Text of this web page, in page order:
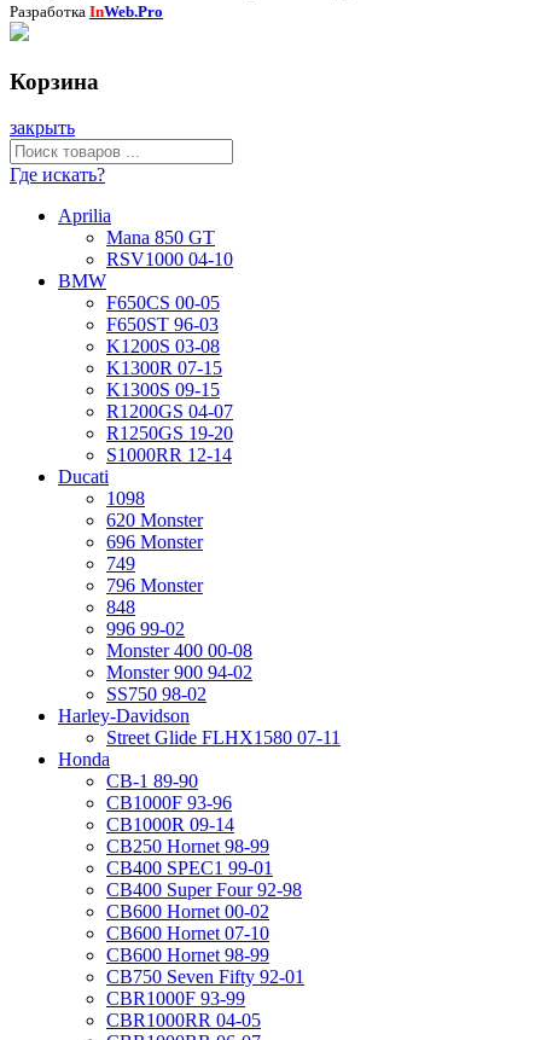
Разработка InWeb.Pro
Корзина
закрыть
Где искать?
Aprilia
Mana 850 GT
RSV1000 04-10
BMW
F650CS 00-05
F650ST 96-03
K1200S 03-08
K1300R 07-15
K1300S 09-15
R1200GS 04-07
R1250GS 19-20
S1000RR 12-14
Ducati
1098
620 Monster
696 Monster
749
796 Monster
848
996 99-02
Monster 400 00-08
Monster 900 94-02
SS750 98-02
Harley-Davidson
Street Glide FLHX1580 07-11
Honda
CB-1 89-90
CB1000F 93-96
CB1000R 09-14
CB250 Hornet 98-99
CB400 SPEC1 99-01
CB400 Super Four 92-98
CB600 Hornet 00-02
CB600 Hornet 07-10
CB600 Hornet 98-99
CB750 Seven Fifty 92-01
CBR1000F 93-99
CBR1000RR 04-05